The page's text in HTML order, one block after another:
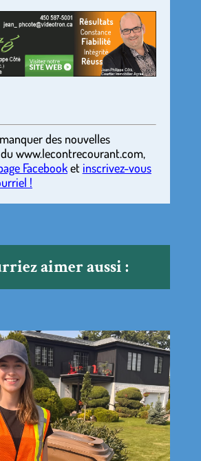
des nouvelles
www.lecontrecourant.com,
Facebooket inscrivez-vous
!
aimer aussi :